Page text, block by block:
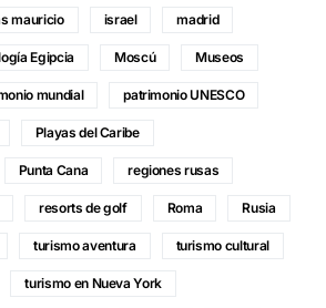
mauricio israel madrid
Egipcia Moscú Museos
mundial patrimonio UNESCO
Playas del Caribe
Punta Cana regiones rusas
resorts de golf Roma Rusia
turismo aventura turismo cultural
turismo en Nueva York